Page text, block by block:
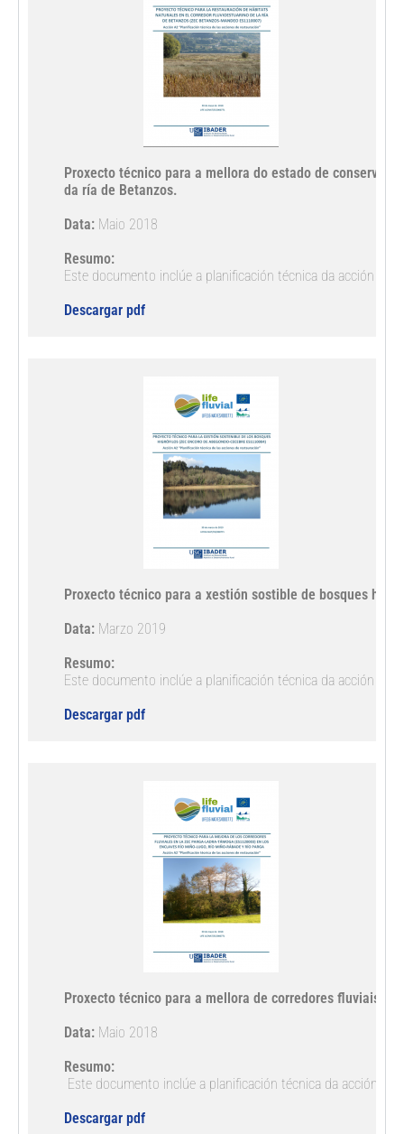
Proxecto técnico para a mellora do estado de
da ría de Betanzos.
Data: Maio 2018
Resumo:
Este documento inclúe a planificación técnica da acción de
Descargar pdf
Proxecto técnico para a xestión sostible de bosques
Data: Marzo 2019
Resumo:
Este documento inclúe a planificación técnica da acción de
Descargar pdf
Proxecto técnico para a mellora de corredores fluviais na
Data:
Este documento inclúe a planificación técnica da acción de
Descargar pdf